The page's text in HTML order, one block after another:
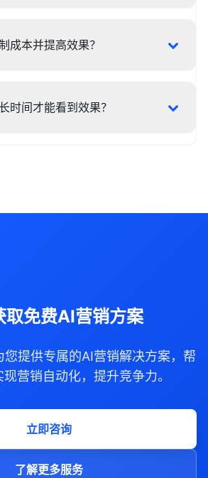
成本并提高效果？
时间才能看到效果？
取免费AI营销方案
提供专属的AI营销解决方案，帮
营销自动化，提升竞争力。
立即咨询
了解更多服务